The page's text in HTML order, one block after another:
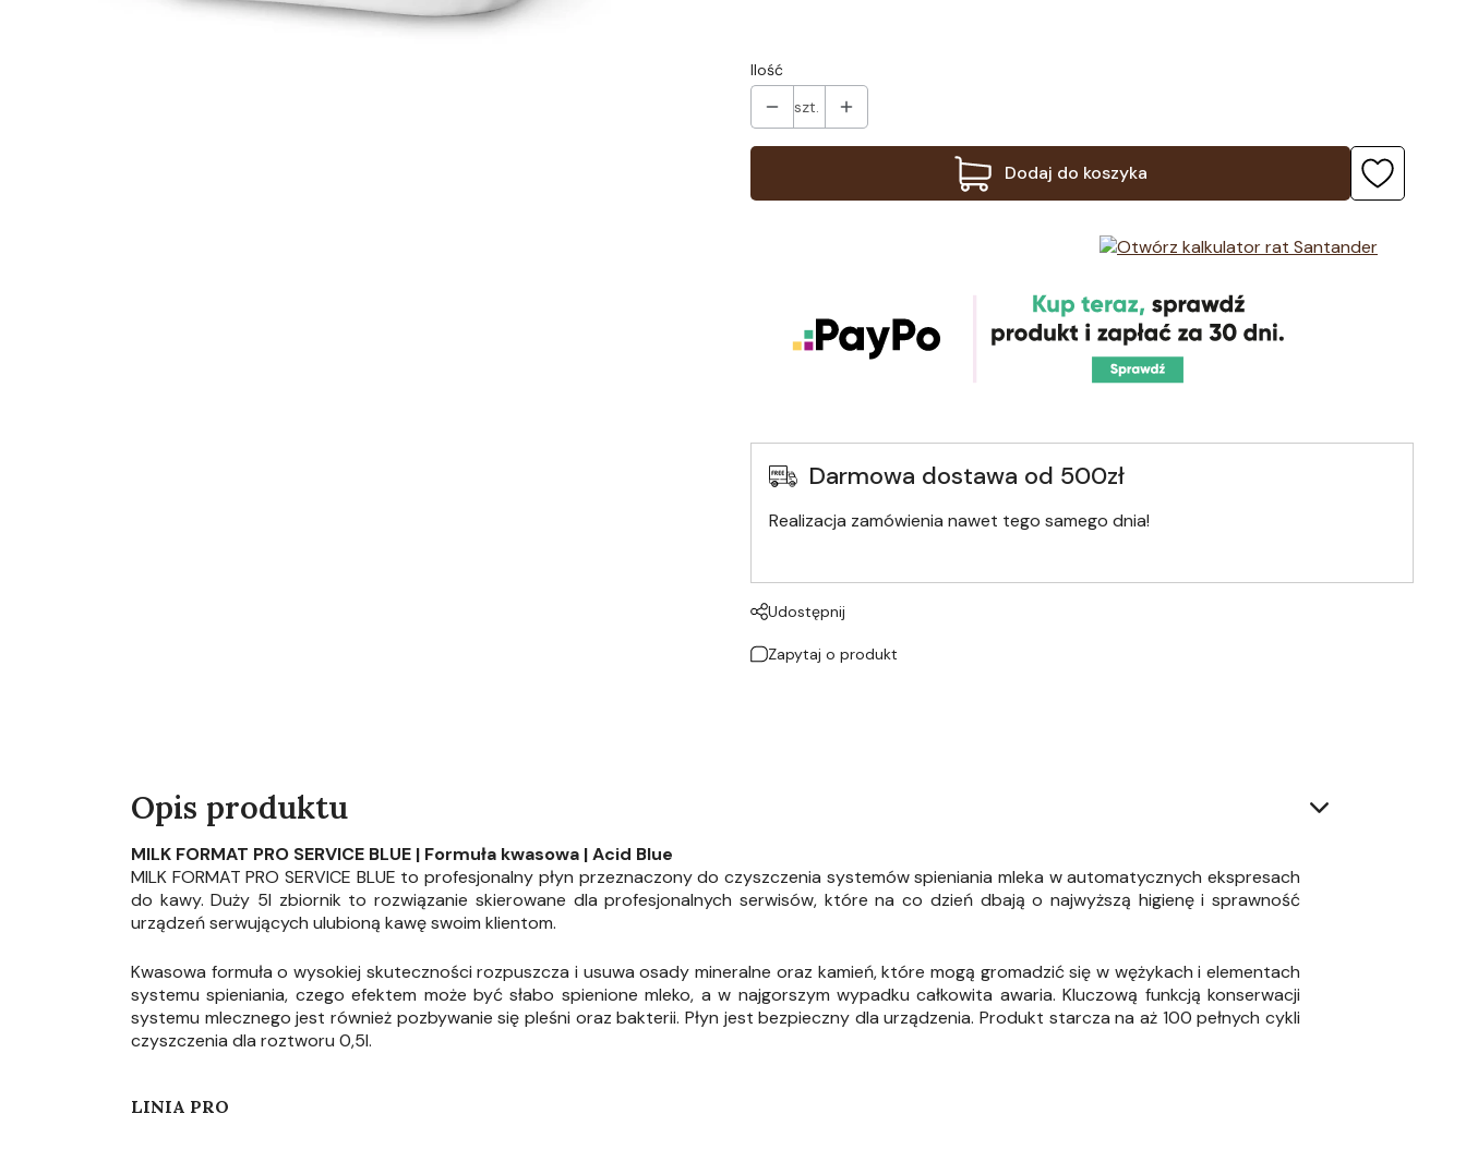
Ilość
szt.
Dodaj do koszyka
Darmowa dostawa od 500zł
Realizacja zamówienia nawet tego samego dnia!
Udostępnij
Zapytaj o produkt
Opis produktu
MILK FORMAT PRO SERVICE BLUE | Formuła kwasowa | Acid Blue
MILK FORMAT PRO SERVICE BLUE to profesjonalny płyn przeznaczony do czyszczenia systemów spieniania mleka w automatycznych ekspresach
do kawy. Duży 5l zbiornik to rozwiązanie skierowane dla profesjonalnych serwisów, które na co dzień dbają o najwyższą higienę i sprawność
urządzeń serwujących ulubioną kawę swoim klientom.
Kwasowa formuła o wysokiej skuteczności rozpuszcza i usuwa osady mineralne oraz kamień, które mogą gromadzić się w wężykach i elementach
systemu spieniania, czego efektem może być słabo spienione mleko, a w najgorszym wypadku całkowita awaria. Kluczową funkcją konserwacji
systemu mlecznego jest również pozbywanie się pleśni oraz bakterii. Płyn jest bezpieczny dla urządzenia. Produkt starcza na aż 100 pełnych cykli
czyszczenia dla roztworu 0,5l.
LINIA PRO